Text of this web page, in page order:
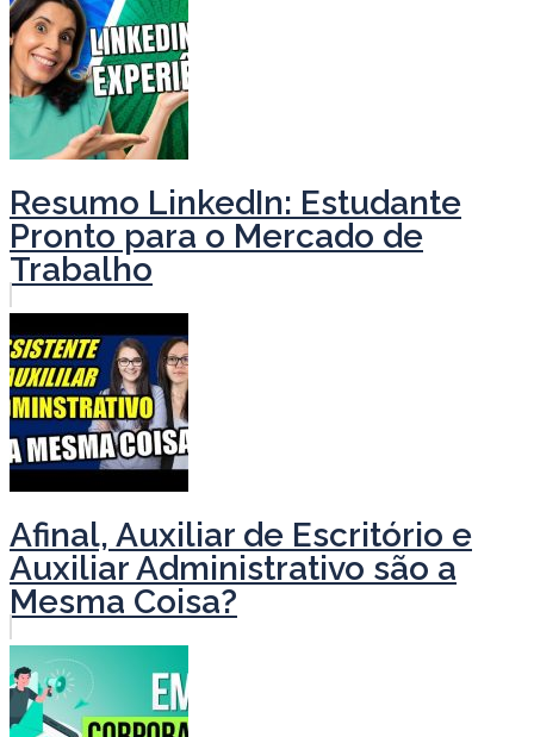
Resumo LinkedIn: Estudante
Pronto para o Mercado de
Trabalho
Afinal, Auxiliar de Escritório e
Auxiliar Administrativo são a
Mesma Coisa?